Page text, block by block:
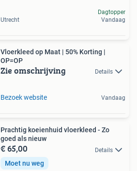
Utrecht
Dagtopper
Vandaag
Vloerkleed op Maat | 50% Korting |
OP=OP
Zie omschrijving Details
Bezoek website Vandaag
Prachtig koeienhuid vloerkleed - Zo
goed als nieuw
€ 65,00 Details
Moet nu weg